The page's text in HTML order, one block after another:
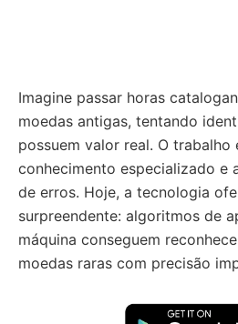
Imagine passar horas
moedas antigas, tentando
possuem valor real. O trabalho
conhecimento especializado e
de erros. Hoje, a tecnologia
surpreendente: algoritmos de
máquina conseguem
moedas raras com precisão